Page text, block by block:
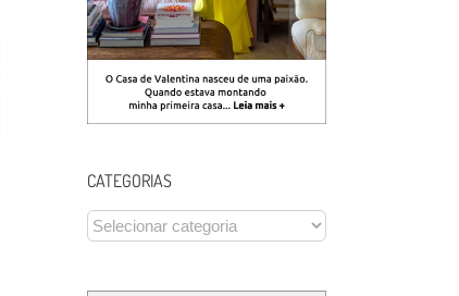
CATEGORIAS
CATEGORIAS